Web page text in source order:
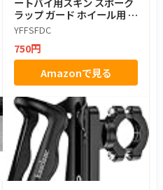
ラップ ガード ホイール用 前
輪 後輪 ブラック
YFFSFDC
750円
Amazonで見る